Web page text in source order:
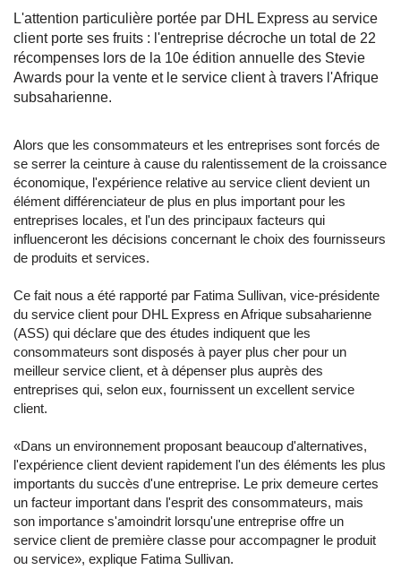
L'attention particulière portée par DHL Express au service
client porte ses fruits : l'entreprise décroche un total de 22
récompenses lors de la 10e édition annuelle des Stevie
Awards pour la vente et le service client à travers l'Afrique
subsaharienne.
Alors que les consommateurs et les entreprises sont forcés de
se serrer la ceinture à cause du ralentissement de la croissance
économique, l'expérience relative au service client devient un
élément différenciateur de plus en plus important pour les
entreprises locales, et l'un des principaux facteurs qui
influenceront les décisions concernant le choix des fournisseurs
de produits et services.
Ce fait nous a été rapporté par Fatima Sullivan, vice-présidente
du service client pour DHL Express en Afrique subsaharienne
(ASS) qui déclare que des études indiquent que les
consommateurs sont disposés à payer plus cher pour un
meilleur service client, et à dépenser plus auprès des
entreprises qui, selon eux, fournissent un excellent service
client.
«Dans un environnement proposant beaucoup d'alternatives,
l'expérience client devient rapidement l'un des éléments les plus
importants du succès d'une entreprise. Le prix demeure certes
un facteur important dans l'esprit des consommateurs, mais
son importance s'amoindrit lorsqu'une entreprise offre un
service client de première classe pour accompagner le produit
ou service», explique Fatima Sullivan.